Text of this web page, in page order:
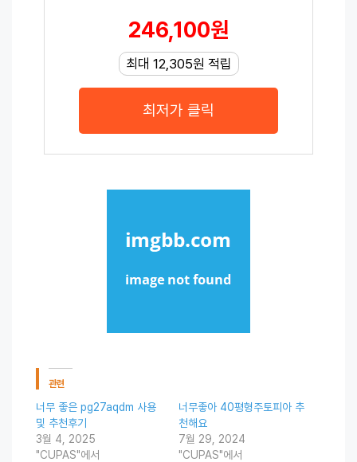
246,100원
최대 12,305원 적립
최저가 클릭
관련
너무 좋은 pg27aqdm 사용
및 추천후기
3월 4, 2025
"CUPAS"에서
너무좋아 40평형주토피아 추
천해요
7월 29, 2024
"CUPAS"에서